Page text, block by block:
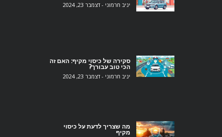
יניב חרמוני דצמבר 23, 2024
סקירה של כיסוי מקיף: האם זה
הכי טוב עבורך?
יניב חרמוני דצמבר 23, 2024
מה שצריך לדעת על כיסוי
מקיף